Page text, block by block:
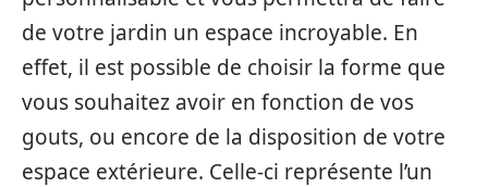
de votre jardin un espace incroyable. En
effet, il est possible de choisir la forme que
vous souhaitez avoir en fonction de vos
gouts, ou encore de la disposition de votre
espace extérieure. Celle-ci représente l’un